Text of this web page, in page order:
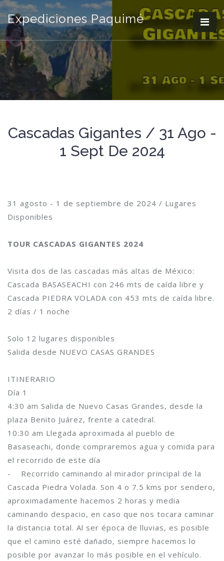
Expediciones Paquimé
Cascadas Gigantes / 31 Ago -
1 Sept De 2024
31 agosto - 1 de septiembre de 2024 / Lugares
Disponibles
TOUR CASCADAS GIGANTES 2024
Visita dos de las cascadas más altas de México:
Cascada BASASEACHI con 246 mts de caída libre y
Cascada PIEDRA VOLADA con 453 mts de caída libre.
2 días / 1 noche
Solo 12 lugares disponibles
Salida desde NUEVO CASAS GRANDES
ITINERARIO
Día 1
4:30 am Salida de Nuevo Casas Grandes, desde la
plaza Benito Juárez, frente a catedral.
10:30 am Llegada aproximada al pueblo de
Basaseachi, donde compraremos agua y comida para
el recorrido de este día
- Recorrido caminando al mirador principal de la
Cascada Piedra Volada. Son 4 o 7.5 kms por sendero,
aproximadamente hacemos 2 horas y media
caminando despacio, en caso que nos tocara caminar
la distancia total. Al ser época de lluvias, es posible
que el camino esté dañado, siempre hacemos lo
posible por avanzar lo más posible en el vehículo.